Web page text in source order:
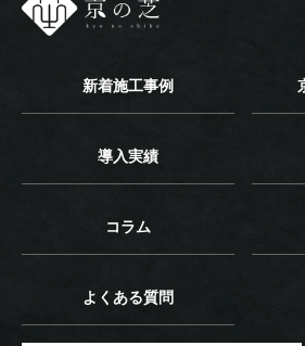
新着施工事例
導入実績
コラム
よくある質問